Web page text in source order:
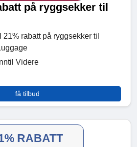
på ryggsekker til
rabatt på ryggsekker til
Videre
få tilbud
RABATT